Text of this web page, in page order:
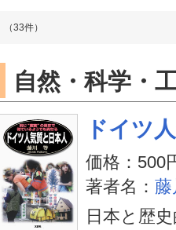
（33件）
自然・科学・
ドイツ
価格：500
著者名： 藤
日本と歴